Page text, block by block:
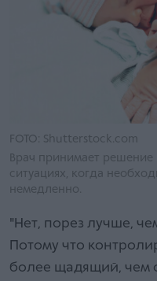
FOTO: Shutterstock.com
Врач принимает решение
ситуациях, когда
немедленно.
"Нет, порез лучше,
Потому что
более щадящий, чем